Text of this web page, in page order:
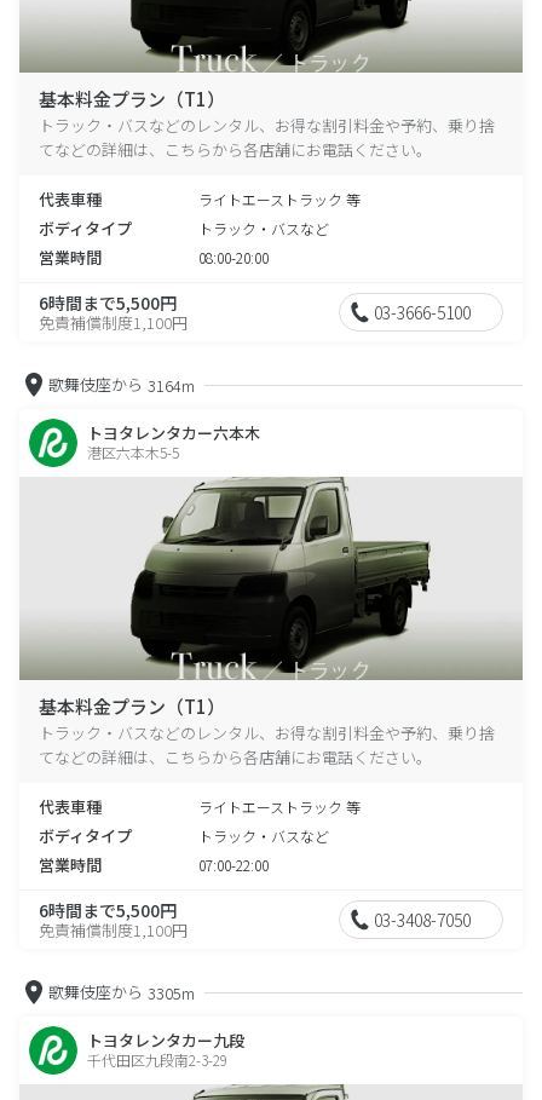
基本料金プラン（T1）
トラック・バスなどのレンタル、お得な割引料金や予約、乗り捨
てなどの詳細は、こちらから各店舗にお電話ください。
代表車種 ライトエーストラック 等
ボディタイプ トラック・バスなど
営業時間 08:00-20:00
6時間まで5,500円
免責補償制度1,100円 03-3666-5100
歌舞伎座から 3164m
トヨタレンタカー六本木
港区六本木5-5
基本料金プラン（T1）
トラック・バスなどのレンタル、お得な割引料金や予約、乗り捨
てなどの詳細は、こちらから各店舗にお電話ください。
代表車種 ライトエーストラック 等
ボディタイプ トラック・バスなど
営業時間 07:00-22:00
6時間まで5,500円
免責補償制度1,100円 03-3408-7050
歌舞伎座から 3305m
トヨタレンタカー九段
千代田区九段南2-3-29